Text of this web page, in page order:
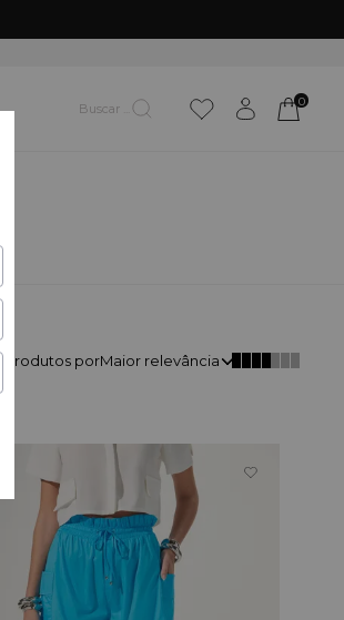
0
produtos porMaior relevância